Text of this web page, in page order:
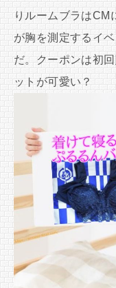
りルームブラはCM
が胸を測定するイ
だ。クーポンは初
ットが可愛い？